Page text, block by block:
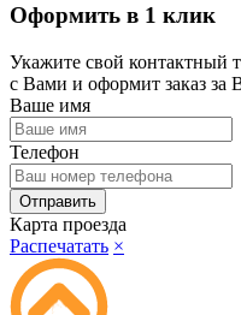
Оформить в 1 клик
Укажите свой контактный
с Вами и оформит заказ за
Ваше имя
Телефон
Карта проезда
Распечатать ×